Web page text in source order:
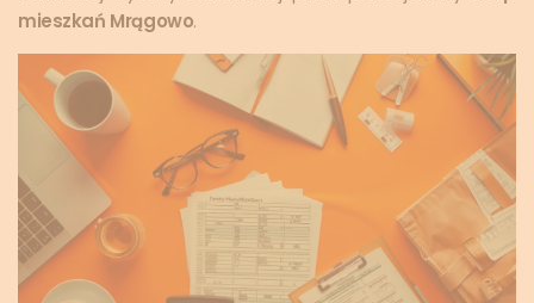
mieszkań Mrągowo.